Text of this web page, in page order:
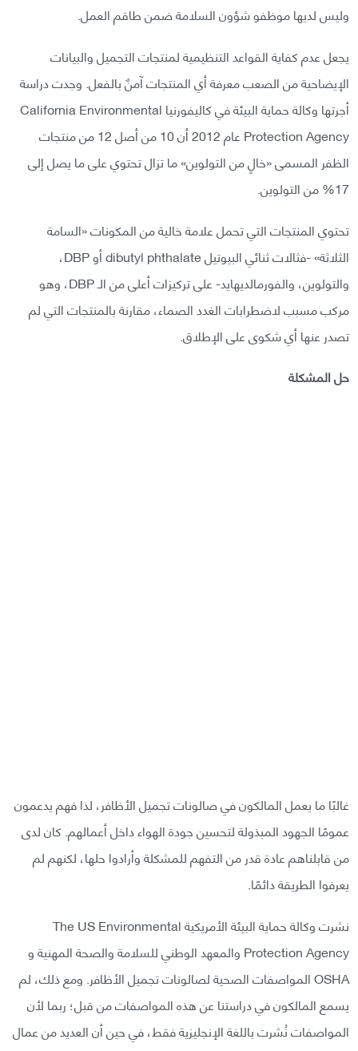
وليس لديها موظفو شؤون السلامة ضمن طاقم العمل.
يجعل عدم كفاية القواعد التنظيمية لمنتجات التجميل والبيانات
الإيضاحية من الصعب معرفة أي المنتجات آمنٌ بالفعل. وجدت دراسة
أجرتها وكالة حماية البيئة في كاليفورنيا California Environmental
Protection Agency عام 2012 أن 10 من أصل 12 من منتجات
الظفر المسمى «خالٍ من التولوين» ما تزال تحتوي على ما يصل إلى
17% من التولوين.
تحتوي المنتجات التي تحمل علامة خالية من المكونات «السامة
الثلاثة» -فثالات ثنائي البيوتيل dibutyl phthalate أو DBP،
والتولوين، والفورمالديهايد- على تركيزات أعلى من الـ DBP، وهو
مركب مسبب لاضطرابات الغدد الصماء، مقارنة بالمنتجات التي لم
تصدر عنها أي شكوى على الإطلاق.
حل المشكلة
غالبًا ما يعمل المالكون في صالونات تجميل الأظافر، لذا فهم يدعمون
عمومًا الجهود المبذولة لتحسين جودة الهواء داخل أعمالهم. كان لدى
من قابلناهم عادة قدر من التفهم للمشكلة وأرادوا حلها، لكنهم لم
يعرفوا الطريقة دائمًا.
نشرت وكالة حماية البيئة الأمريكية The US Environmental
Protection Agency والمعهد الوطني للسلامة والصحة المهنية و
OSHA المواصفات الصحية لصالونات تجميل الأظافر. ومع ذلك، لم
يسمع المالكون في دراستنا عن هذه المواصفات من قبل؛ ربما لأن
المواصفات نُشرت باللغة الإنجليزية فقط، في حين أن العديد من عمال